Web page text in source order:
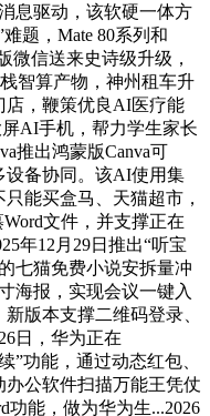
息驱动，该软硬一体方
题，Mate 80系列和
微信送来史诗级升级，
智算产物，神州租车升
店，鞭策优良AI医疗能
AI手机，帮力学生家长
推出鸿蒙版Canva可
设备协同。该AI使用集
能买盒马、天猫超市，
文件，并支撑正在
年12月29日推出“听宝
七猫免费小说安拆量冲
海报，实现会议一键入
版本支撑二维码登录、
日，华为正在
”功能，通过动态红包、
公软件扫描万能王凭仗
功能，做为华为生...2026